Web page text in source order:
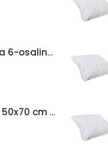
Frotee Viola 6-osaline komplekt, 50 denim sinine kalasaba
Padjapüür 50x70 cm STANDARD satään taupe beež